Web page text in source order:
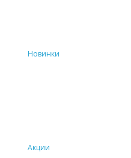
Новинки
Акции